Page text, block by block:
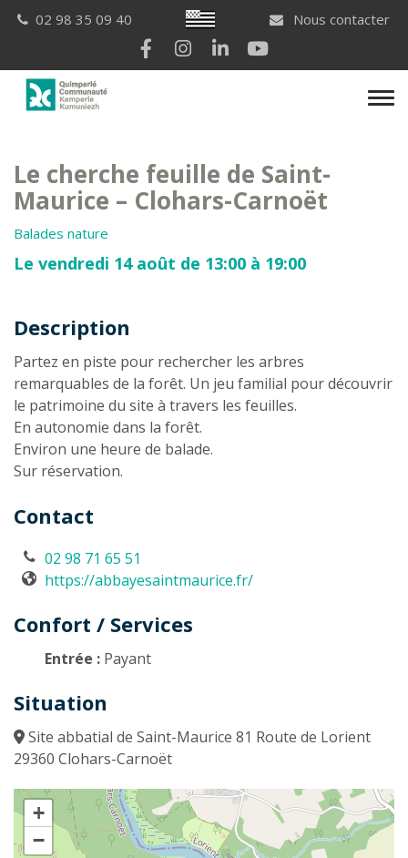
Breton
02 98 35 09 40
Nous contacter
Lien vers le compte Facebook
Lien vers le compte Instagram
Lien vers le compte
Le cherche feuille de Saint-
Maurice – Clohars-Carnoët
Balades nature
Le vendredi 14 août de 13:00 à 19:00
Description
Description
Partez en piste pour rechercher les arbres
remarquables de la forêt. Un jeu familial pour découvrir
le patrimoine du site à travers les feuilles.
En autonomie dans la forêt.
Environ une heure de balade.
Sur réservation.
Contact
02 98 71 65 51
https://abbayesaintmaurice.fr/
Confort / Services
Entrée : Payant
Situation
Site abbatial de Saint-Maurice 81 Route de Lorient
29360 Clohars-Carnoët
+
−